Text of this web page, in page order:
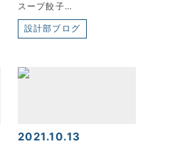
スープ餃子…
設計部ブログ
2021.10.13